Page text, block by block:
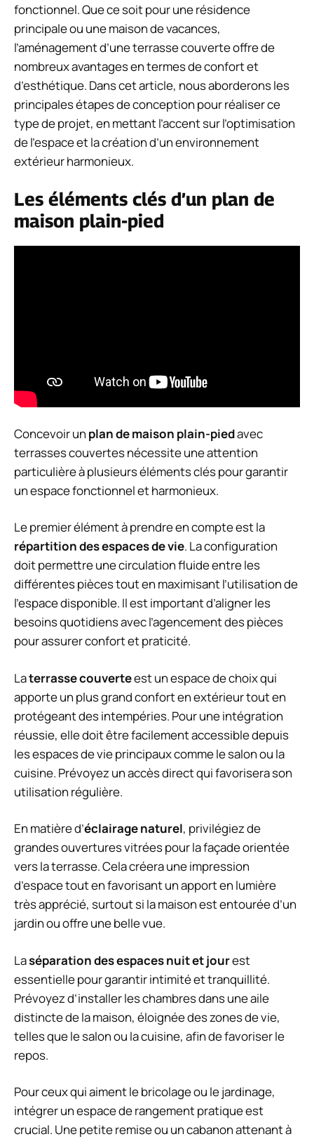
fonctionnel. Que ce soit pour une résidence
principale ou une maison de vacances,
l’aménagement d’une terrasse couverte offre de
nombreux avantages en termes de confort et
d’esthétique. Dans cet article, nous aborderons les
principales étapes de conception pour réaliser ce
type de projet, en mettant l’accent sur l’optimisation
de l’espace et la création d’un environnement
extérieur harmonieux.
Les éléments clés d’un plan de
maison plain-pied
Concevoir un plan de maison plain-piedavec
terrasses couvertes nécessite une attention
particulière à plusieurs éléments clés pour garantir
un espace fonctionnel et harmonieux.
Le premier élément à prendre en compte est la
répartition des espaces de vie. La configuration
doit permettre une circulation fluide entre les
différentes pièces tout en maximisant l’utilisation de
l’espace disponible. Il est important d’aligner les
besoins quotidiens avec l’agencement des pièces
pour assurer confort et praticité.
Laterrasse couverteest un espace de choix qui
apporte un plus grand confort en extérieur tout en
protégeant des intempéries. Pour une intégration
réussie, elle doit être facilement accessible depuis
les espaces de vie principaux comme le salon ou la
cuisine. Prévoyez un accès direct qui favorisera son
utilisation régulière.
En matière d’éclairage naturel, privilégiez de
grandes ouvertures vitrées pour la façade orientée
vers la terrasse. Cela créera une impression
d’espace tout en favorisant un apport en lumière
très apprécié, surtout si la maison est entourée d’un
jardin ou offre une belle vue.
Laséparation des espaces nuit et jourest
essentielle pour garantir intimité et tranquillité.
Prévoyez d’installer les chambres dans une aile
distincte de la maison, éloignée des zones de vie,
telles que le salon ou la cuisine, afin de favoriser le
repos.
Pour ceux qui aiment le bricolage ou le jardinage,
intégrer un espace de rangement pratique est
crucial. Une petite remise ou un cabanon attenant à